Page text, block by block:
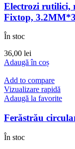
Electrozi rutilici,
Fixtop,
În stoc
36,00 lei
Adaugă în coș
Add to compare
Vizualizare rapidă
Adaugă la favorite
Ferăstrău
În stoc